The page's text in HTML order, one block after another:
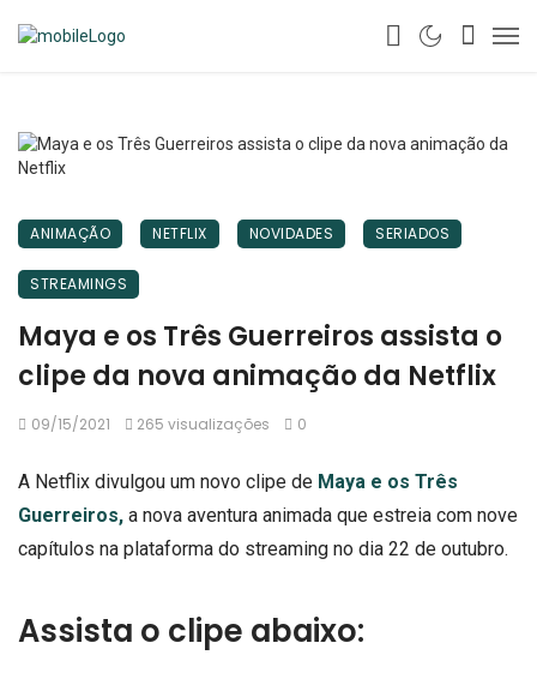
ANIMAÇÃO NETFLIX NOVIDADES SERIADOS
STREAMINGS
Maya e os Três Guerreiros assista o
clipe da nova animação da Netflix
09/15/2021 265 visualizações 0
A Netflix divulgou um novo clipe de Maya e os Três
Guerreiros, a nova aventura animada que estreia com nove
capítulos na plataforma do streaming no dia 22 de outubro.
Assista o clipe abaixo: